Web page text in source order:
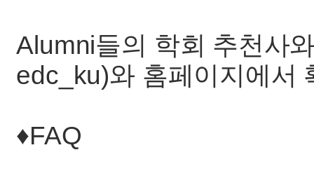
Alumni들의 학회 추천사
edc_ku)와 홈페이지에서
♦️FAQ